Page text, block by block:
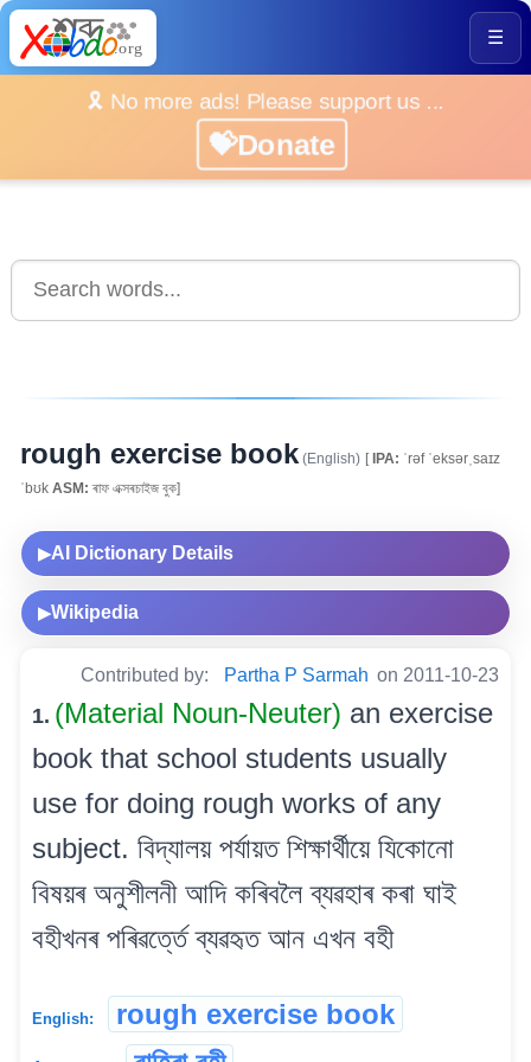
☰
🎗️ No more ads! Please support us ...
💝Donate
rough exercise book (English) [IPA: ˈrəf ˈeksərˌsaɪz
ˈbʊk ASM: ৰাফ এক্সৰচাইজ বুক]
▶AI Dictionary Details
▶Wikipedia
Contributed by: Partha P Sarmah on 2011-10-23
1. (Material Noun-Neuter) an exercise
book that school students usually
use for doing rough works of any
subject. বিদ্যালয় পৰ্যায়ত শিক্ষাৰ্থীয়ে যিকোনো
বিষয়ৰ অনুশীলনী আদি কৰিবলৈ ব্যৱহাৰ কৰা ঘাই
বহীখনৰ পৰিৱৰ্ত্তে ব্যৱহৃত আন এখন বহী
English: rough exercise book